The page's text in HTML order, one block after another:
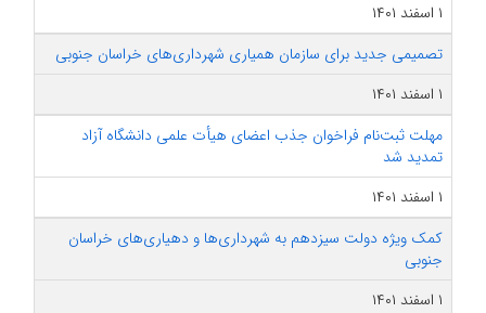
۱ اسفند ۱۴۰۱
تصمیمی جدید برای سازمان همیاری شهرداری‌های خراسان جنوبی
۱ اسفند ۱۴۰۱
مهلت ثبت‌نام فراخوان جذب اعضای هیأت علمی دانشگاه آزاد
تمدید شد
۱ اسفند ۱۴۰۱
کمک ویژه دولت سیزدهم به شهرداری‌ها و دهیاری‌های خراسان
جنوبی
۱ اسفند ۱۴۰۱